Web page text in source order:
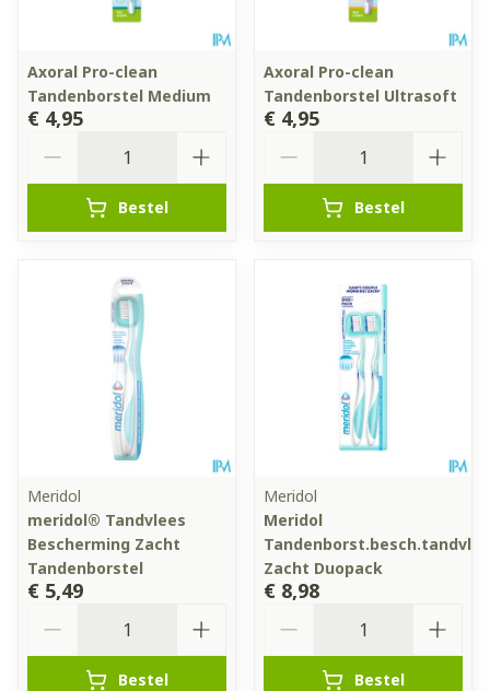
Axoral Pro-clean
Tandenborstel Medium
€ 4,95
Bestel
Axoral Pro-clean
Tandenborstel Ultrasoft
€ 4,95
Bestel
Meridol
meridol® Tandvlees
Bescherming Zacht
Tandenborstel
€ 5,49
Bestel
Meridol
Meridol
Zacht Duopack
€ 8,98
Bestel